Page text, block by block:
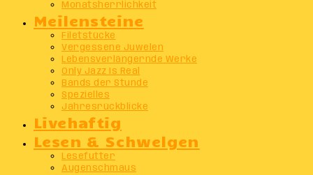
Monatsherrlichkeit
Meilensteine
Filetstücke
Vergessene Juwelen
Lebensverlängernde Werke
Only Jazz Is Real
Bands der Stunde
Spezielles
Jahresrückblicke
Livehaftig
Lesen & Schwelgen
Lesefutter
Augenschmaus